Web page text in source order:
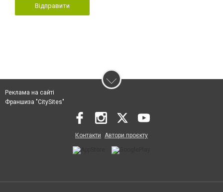
Відправити
Реклама на сайті
Франшиза "CitySites"
Контакти Автори проєкту